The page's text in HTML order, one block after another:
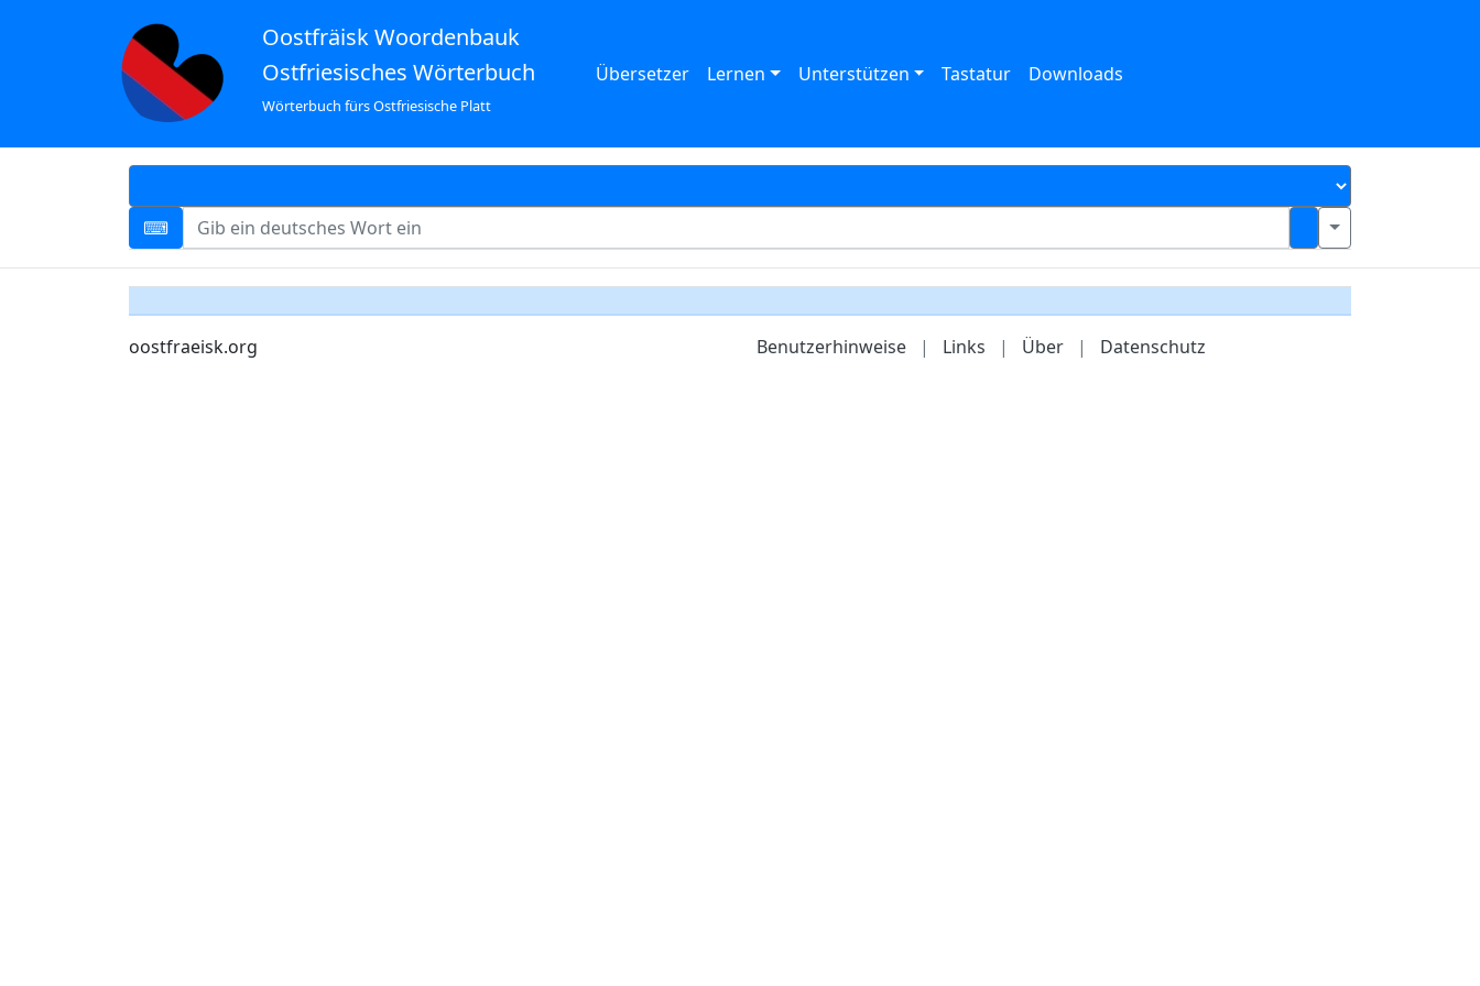
Oostfräisk Woordenbauk
Ostfriesisches Wörterbuch
Wörterbuch fürs Ostfriesische Platt
Übersetzer Lernen Unterstützen Tastatur Downloads
oostfraeisk.org Benutzerhinweise | Links | Über | Datenschutz